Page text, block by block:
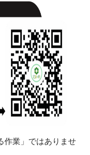
作業」ではありませ